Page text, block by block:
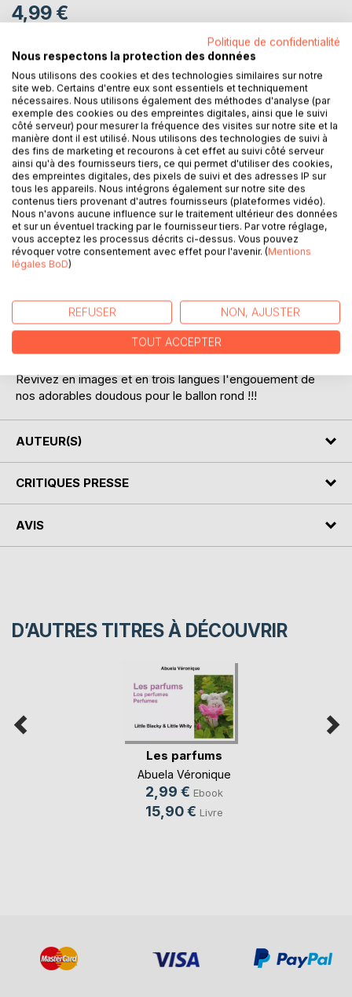
4,99 €
Téléchargement disponible dès maintenant
AJOUTER AU PANIER
Ajouter à ma liste d'envies
Laisser un avis
Le Mondial 2018 a passionné les foules, enthousiasmé les
supporters et excité notre petite famille aux multiples
Revivez en images et en trois langues l'engouement de
nos adorables doudous pour le ballon rond !!!
AUTEUR(S)
CRITIQUES PRESSE
AVIS
D’AUTRES TITRES À DÉCOUVRIR
Les parfums
Abuela Véronique
2,99 € Ebook
15,90 € Livre
Politique de confidentialité
Nous respectons la protection des données
Nous utilisons des cookies et des technologies similaires sur notre
site web. Certains d'entre eux sont essentiels et techniquement
nécessaires. Nous utilisons également des méthodes d'analyse (par
exemple des cookies ou des empreintes digitales, ainsi que le suivi
côté serveur) pour mesurer la fréquence des visites sur notre site et la
manière dont il est utilisé. Nous utilisons des technologies de suivi à
des fins de marketing et recourons à cet effet au suivi côté serveur
ainsi qu'à des fournisseurs tiers, ce qui permet d'utiliser des cookies,
des empreintes digitales, des pixels de suivi et des adresses IP sur
tous les appareils. Nous intégrons également sur notre site des
contenus tiers provenant d'autres fournisseurs (plateformes vidéo).
Nous n'avons aucune influence sur le traitement ultérieur des données
et sur un éventuel tracking par le fournisseur tiers. Par votre réglage,
vous acceptez les processus décrits ci-dessus. Vous pouvez
révoquer votre consentement avec effet pour l'avenir. (Mentions
légales BoD)
REFUSER NON, AJUSTER
TOUT ACCEPTER